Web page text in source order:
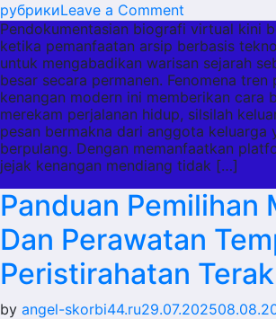
рубрикиLeave a Comment
Tren
Pembuatan
Profil
Kenangan
Digital
Untuk
Warisan
Keluarga
Pendokumentasian biografi virtual kini
ketika pemanfaatan arsip berbasis
untuk mengabadikan warisan sejarah
besar secara permanen. Fenomena tren
kenangan modern ini memberikan cara
merekam perjalanan hidup, silsilah
pesan bermakna dari anggota keluarga
berpulang. Dengan memanfaatkan
jejak kenangan mendiang tidak […]
Panduan Pemilihan
Dan Perawatan
Peristirahatan
by angel-skorbi44.ru29.07.2025